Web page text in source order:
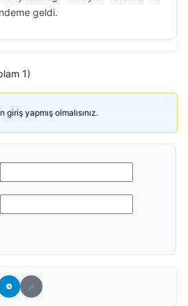
geldi.
1)
yapmış olmalısınız.